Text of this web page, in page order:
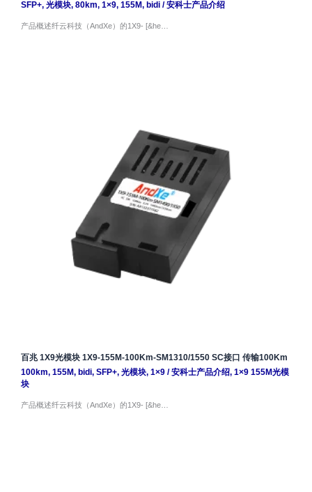
SFP+, 光模块, 80km, 1×9, 155M, bidi/安科士产品介绍
产品概述纤云科技（AndXe）的1X9- [&he…
百兆 1X9光模块 1X9-155M-100Km-SM1310/1550 SC接口 传输100Km
100km, 155M, bidi, SFP+, 光模块, 1×9/安科士产品介绍, 1×9 155M光模
块
产品概述纤云科技（AndXe）的1X9- [&he…